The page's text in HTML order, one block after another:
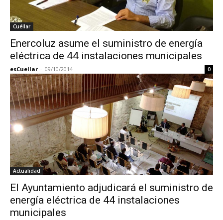
Cuéllar
Enercoluz asume el suministro de energía
eléctrica de 44 instalaciones municipales
esCuellar - 09/10/2014 0
Actualidad
El Ayuntamiento adjudicará el suministro de
energía eléctrica de 44 instalaciones
municipales